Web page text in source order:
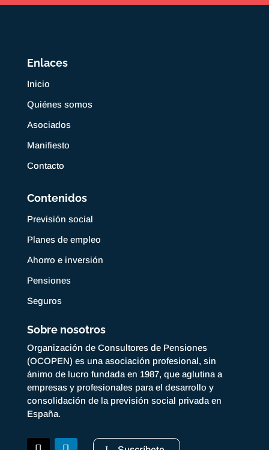
Enlaces
Inicio
Quiénes somos
Asociados
Manifiesto
Contacto
Contenidos
Previsión social
Planes de empleo
Ahorro e inversión
Pensiones
Seguros
Sobre nosotros
Organización de Consultores de Pensiones
(OCOPEN) es una asociación profesional, sin
ánimo de lucro fundada en 1987, que aglutina a
empresas y profesionales para el desarrollo y
consolidación de la previsión social privada en
España.